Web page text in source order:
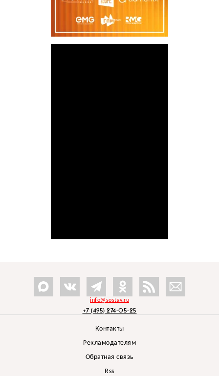
info@sostav.ru
+7 (495) 274-05-25
Контакты
Рекламодателям
Обратная связь
Rss